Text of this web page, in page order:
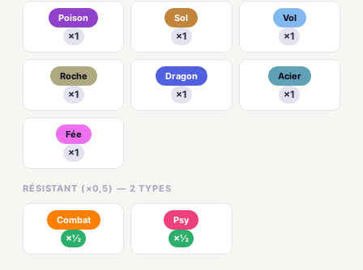
Poison
×1
Sol
×1
Vol
×1
Roche
×1
Dragon
×1
Acier
×1
Fée
×1
RÉSISTANT (×0,5) — 2 TYPES
Combat
×½
Psy
×½